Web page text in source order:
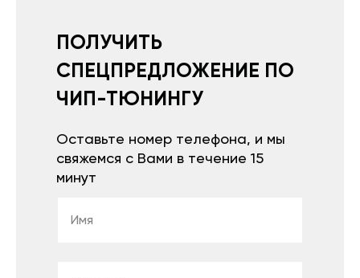
ПОЛУЧИТЬ
СПЕЦПРЕДЛОЖЕНИЕ ПО
ЧИП-ТЮНИНГУ
Оставьте номер телефона, и мы
свяжемся с Вами в течение 15
минут